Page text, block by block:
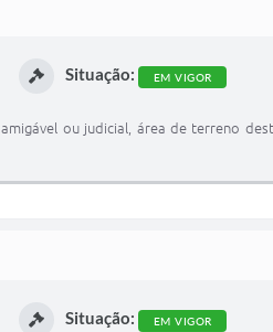
Situação: EM VIGOR
ou judicial, área de terreno
Situação: EM VIGOR